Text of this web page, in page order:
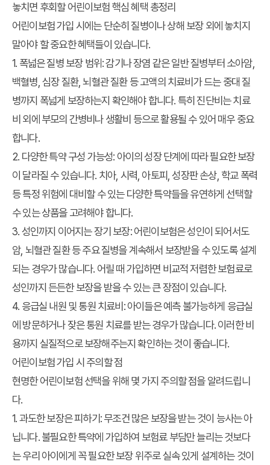
놓치면 후회할 어린이보험 핵심 혜택 총정리
어린이보험 가입 시에는 단순히 질병이나 상해 보장 외에 놓치지
말아야 할 중요한 혜택들이 있습니다.
1. 폭넓은 질병 보장 범위: 감기나 장염 같은 일반 질병부터 소아암,
백혈병, 심장 질환, 뇌혈관 질환 등 고액의 치료비가 드는 중대 질
병까지 폭넓게 보장하는지 확인해야 합니다. 특히 진단비는 치료
비 외에 부모의 간병비나 생활비 등으로 활용될 수 있어 매우 중요
합니다.
2. 다양한 특약 구성 가능성: 아이의 성장 단계에 따라 필요한 보장
이 달라질 수 있습니다. 치아, 시력, 아토피, 성장판 손상, 학교 폭력
등 특정 위험에 대비할 수 있는 다양한 특약들을 유연하게 선택할
수 있는 상품을 고려해야 합니다.
3.성인까지 이어지는 장기 보장: 어린이보험은 성인이 되어서도
암, 뇌혈관 질환 등 주요 질병을 계속해서 보장받을 수 있도록 설계
되는 경우가 많습니다. 어릴 때 가입하면 비교적 저렴한 보험료로
성인까지 든든한 보장을 받을 수 있는 큰 장점이 있습니다.
4. 응급실 내원 및 통원 치료비 : 아이들은 예측 불가능하게 응급실
에 방문하거나 잦은 통원 치료를 받는 경우가 많습니다. 이러한 비
용까지 실질적으로 보장해주는지 확인하는 것이 좋습니다.
어린이보험 가입 시 주의할 점
현명한 어린이보험 선택을 위해 몇 가지 주의할 점을 알려드립니
다.
1.과도한 보장은 피하기 : 무조건 많은 보장을 받는 것이 능사는 아
닙니다. 불필요한 특약에 가입하여 보험료 부담만 늘리는 것보다
는 우리 아이에게 꼭 필요한 보장 위주로 실속 있게 설계하는 것이